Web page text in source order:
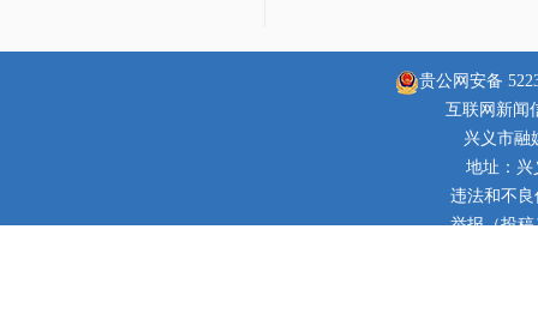
贵公网安备
互联网新闻
兴义市融
地址：兴
违法和不良
举报（投稿